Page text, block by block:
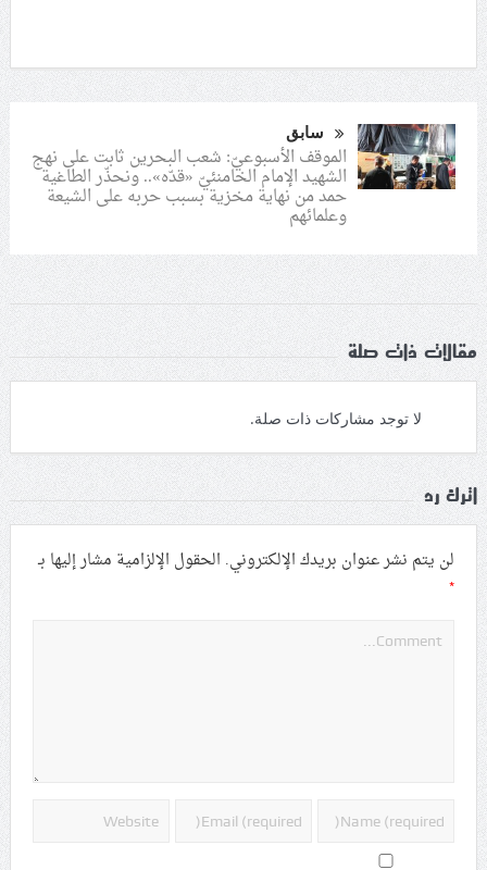
سابق
الموقف الأسبوعيّ: شعب البحرين ثابت على نهج
الشهيد الإمام الخامنئيّ «قدّه».. ونحذّر الطاغية
حمد من نهاية مخزية بسبب حربه على الشيعة
وعلمائهم
مقالات ذات صلة
لا توجد مشاركات ذات صلة.
اترك رد
لن يتم نشر عنوان بريدك الإلكتروني. الحقول الإلزامية مشار إليها بـ
*